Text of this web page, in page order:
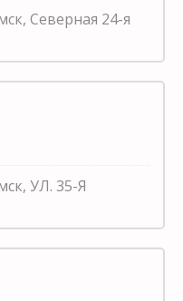
Северная 24-я
УЛ. 35-Я